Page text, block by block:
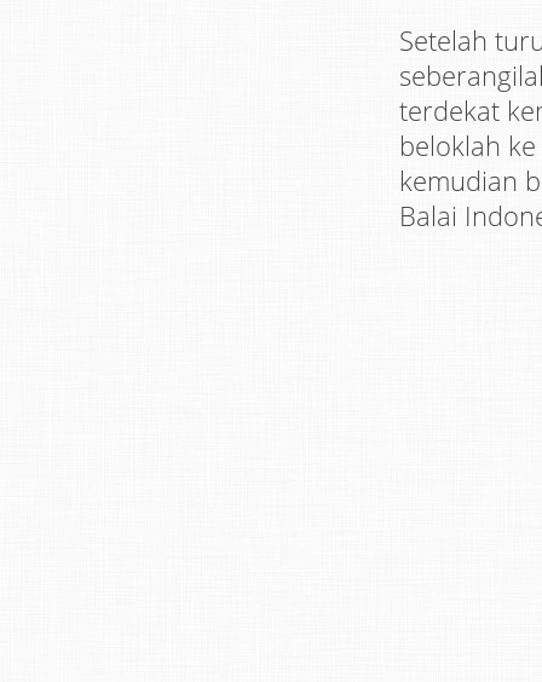
Setelah
terdekat
beloklah
kemudian
Balai